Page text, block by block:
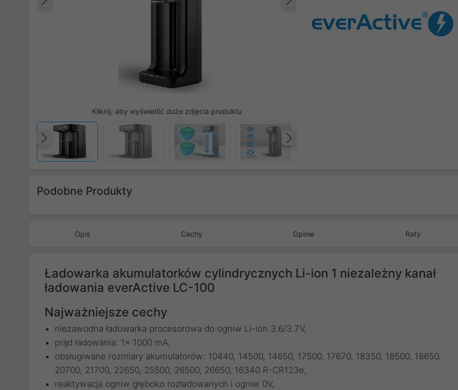
Kliknij, aby wyświetlić duże zdjęcia produktu
Poprzedni
Podobne Produkty
Opis Cechy Opinie Raty
Ładowarka akumulatorków cylindrycznych Li-ion 1 niezależny kanał
ładowania everActive LC-100
Najważniejsze cechy
niezawodna ładowarka procesorowa do ogniw Li-ion 3.6/3.7V,
prąd ładowania: 1x 1000 mA,
obsługiwane rozmiary akumulatorów: 10440, 14500, 14650, 17500, 17670, 18350, 18500, 18650,
20700, 21700, 22650, 25500, 26500, 26650, 16340 R-CR123e,
reaktywacja ogniw głęboko rozładowanych i ogniw 0V,